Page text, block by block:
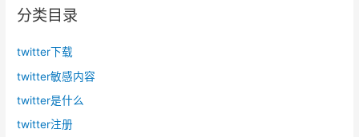
分类目录
twitter下载
twitter敏感内容
twitter是什么
twitter注册